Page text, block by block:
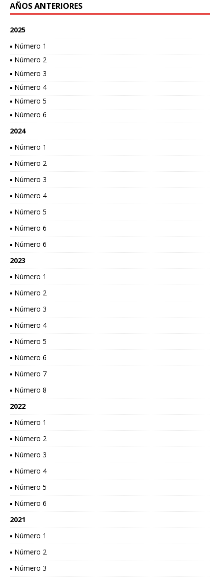
AÑOS ANTERIORES
2025
▪ Número 1
▪ Número 2
▪ Número 3
▪ Número 4
▪ Número 5
▪ Número 6
2024
▪ Número 1
▪ Número 2
▪ Número 3
▪ Número 4
▪ Número 5
▪ Número 6
▪ Número 6
2023
▪ Número 1
▪ Número 2
▪ Número 3
▪ Número 4
▪ Número 5
▪ Número 6
▪ Número 7
▪ Número 8
2022
▪ Número 1
▪ Número 2
▪ Número 3
▪ Número 4
▪ Número 5
▪ Número 6
2021
▪ Número 1
▪ Número 2
▪ Número 3